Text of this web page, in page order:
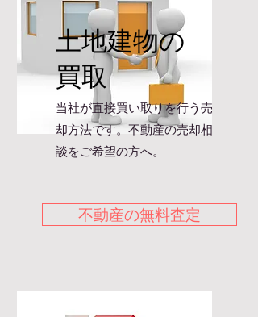
土地建物の
買取
当社が直接買い取りを行う売
却方法です。不動産の売却相
談をご希望の方へ。
不動産の無料査定